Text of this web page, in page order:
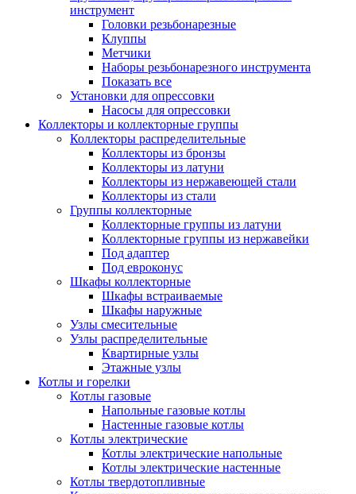
инструмент
Головки резьбонарезные
Клуппы
Метчики
Наборы резьбонарезного инструмента
Показать все
Установки для опрессовки
Насосы для опрессовки
Коллекторы и коллекторные группы
Коллекторы распределительные
Коллекторы из бронзы
Коллекторы из латуни
Коллекторы из нержавеющей стали
Коллекторы из стали
Группы коллекторные
Коллекторные группы из латуни
Коллекторные группы из нержавейки
Под адаптер
Под евроконус
Шкафы коллекторные
Шкафы встраиваемые
Шкафы наружные
Узлы смесительные
Узлы распределительные
Квартирные узлы
Этажные узлы
Котлы и горелки
Котлы газовые
Напольные газовые котлы
Настенные газовые котлы
Котлы электрические
Котлы электрические напольные
Котлы электрические настенные
Котлы твердотопливные